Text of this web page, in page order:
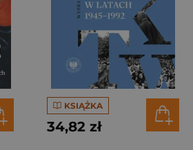
KSIĄŻKA
34,82 zł